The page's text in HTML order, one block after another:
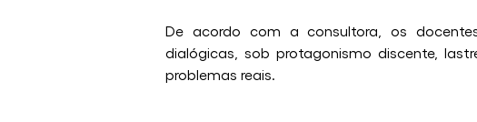
De acordo com a consultora, os
dialógicas, sob protagonismo discente,
problemas reais.